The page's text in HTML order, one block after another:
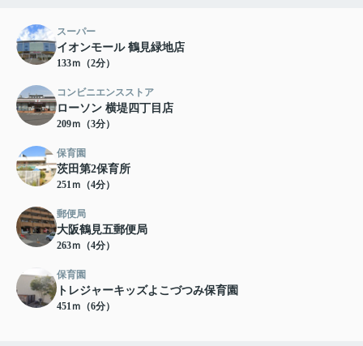
スーパー
イオンモール 鶴見緑地店
133ｍ（2分）
コンビニエンスストア
ローソン 横堤四丁目店
209ｍ（3分）
保育園
茨田第2保育所
251ｍ（4分）
郵便局
大阪鶴見五郵便局
263ｍ（4分）
保育園
トレジャーキッズよこづつみ保育園
451ｍ（6分）